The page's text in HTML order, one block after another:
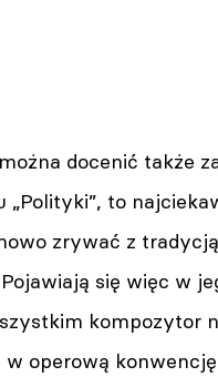
docenić także
„Polityki”, to
zrywać z
się więc w
kompozytor
operową